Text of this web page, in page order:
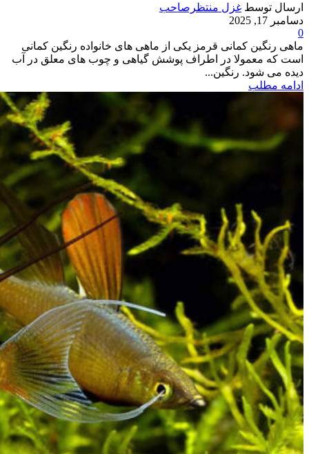
ارسال توسط غزل منتظرصاحب
دسامبر 17, 2025
0
ماهی رنگین کمانی قرمز یکی از ماهی های خانواده رنگین کمانی
است که معمولا در اطراف پوشش گیاهی و چوب های معلق در آب
دیده می شود. رنگین...
ادامه مطلب